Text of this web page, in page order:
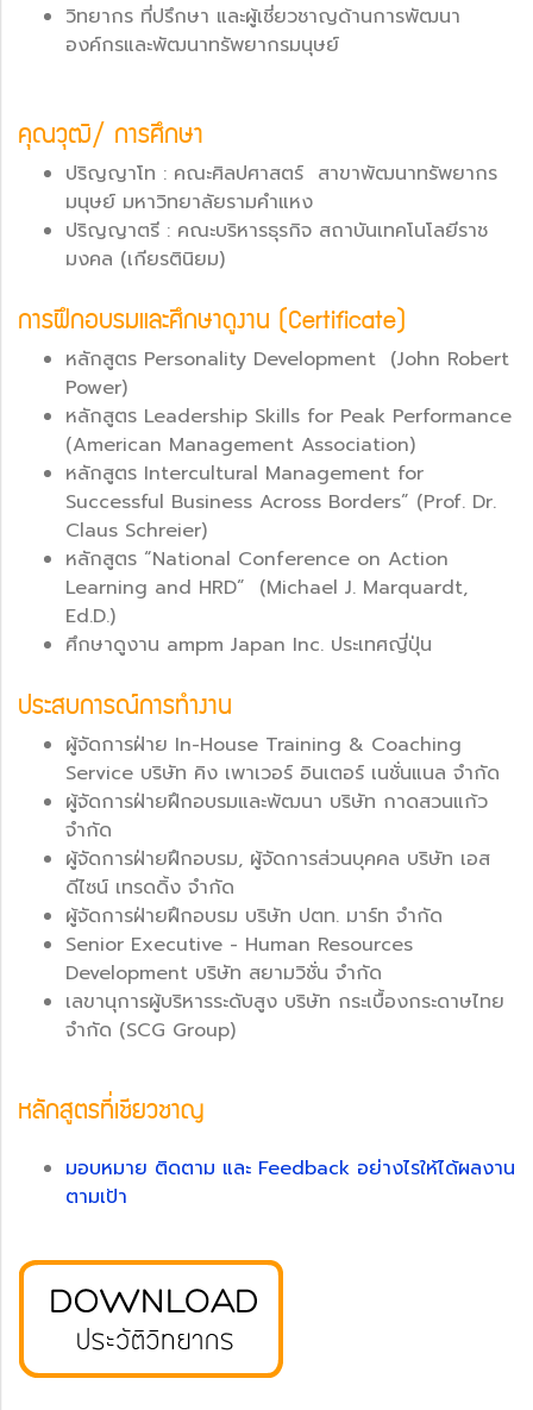
วิทยากร ที่ปรึกษา และผู้เชี่ยวชาญด้านการพัฒนา
องค์กรและพัฒนาทรัพยากรมนุษย์
คุณวุฒิ/ การศึกษา
ปริญญาโท : คณะศิลปศาสตร์ สาขาพัฒนาทรัพยากร
มนุษย์ มหาวิทยาลัยรามคำแหง
ปริญญาตรี : คณะบริหารธุรกิจ สถาบันเทคโนโลยีราช
มงคล (เกียรตินิยม)
การฝึกอบรมและศึกษาดูงาน (Certificate)
หลักสูตร Personality Development (John Robert
Power)
หลักสูตร Leadership Skills for Peak Performance
(American Management Association)
หลักสูตร Intercultural Management for
Successful Business Across Borders” (Prof. Dr.
Claus Schreier)
หลักสูตร “National Conference on Action
Learning and HRD” (Michael J. Marquardt,
Ed.D.)
ศึกษาดูงาน ampm Japan Inc. ประเทศญี่ปุ่น
ประสบการณ์การทำงาน
ผู้จัดการฝ่าย In-House Training & Coaching
Service บริษัท คิง เพาเวอร์ อินเตอร์ เนชั่นแนล จำกัด
ผู้จัดการฝ่ายฝึกอบรมและพัฒนา บริษัท กาดสวนแก้ว
จำกัด
ผู้จัดการฝ่ายฝึกอบรม, ผู้จัดการส่วนบุคคล บริษัท เอส
ดีไซน์ เทรดดิ้ง จำกัด
ผู้จัดการฝ่ายฝึกอบรม บริษัท ปตท. มาร์ท จำกัด
Senior Executive - Human Resources
Development บริษัท สยามวิชั่น จำกัด
เลขานุการผู้บริหารระดับสูง บริษัท กระเบื้องกระดาษไทย
จำกัด (SCG Group)
หลักสูตรที่เชียวชาญ
มอบหมาย ติดตาม และ Feedback อย่างไรให้ได้ผลงาน
ตามเป้า